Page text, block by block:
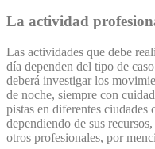
La actividad
Las actividades que debe
día dependen del tipo de
deberá investigar los
de noche, siempre con
pistas en diferentes ciudades
dependiendo de sus
otros profesionales, por